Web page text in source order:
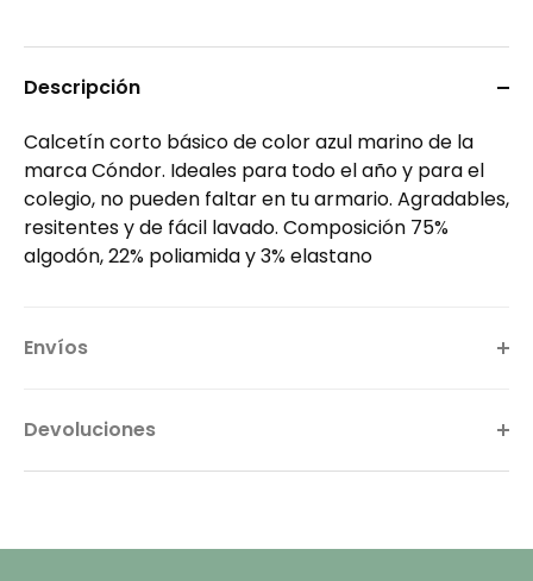
Descripción
Calcetín corto básico de color azul marino de la
marca Cóndor. Ideales para todo el año y para el
colegio, no pueden faltar en tu armario. Agradables,
resitentes y de fácil lavado. Composición 75%
algodón, 22% poliamida y 3% elastano
Envíos
Devoluciones